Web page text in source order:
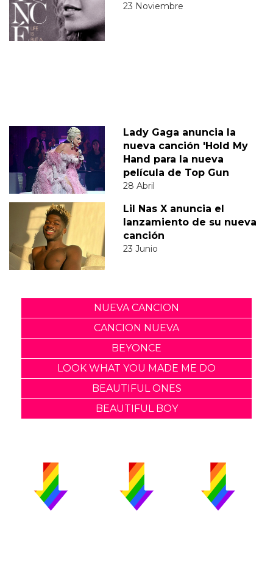
23 Noviembre
Lady Gaga anuncia la
nueva canción 'Hold My
Hand para la nueva
película de Top Gun
28 Abril
Lil Nas X anuncia el
lanzamiento de su nueva
canción
23 Junio
NUEVA CANCION
CANCION NUEVA
BEYONCE
LOOK WHAT YOU MADE ME DO
BEAUTIFUL ONES
BEAUTIFUL BOY